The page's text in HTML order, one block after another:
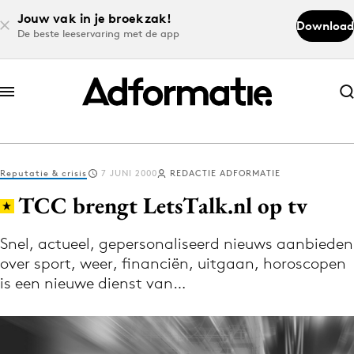
Jouw vak in je broekzak!
De beste leeservaring met de app
Download
Abonneer nu
Abonneer nu
Log in
Download de app
Volg het laatste nieuws via de Adformatie
Nieuws app
Reputatie & crisis 7 JUNI 2000 REDACTIE ADFORMATIE
TCC brengt LetsTalk.nl op tv
Snel, actueel, gepersonaliseerd nieuws aanbieden
over sport, weer, financiën, uitgaan, horoscopen
is een nieuwe dienst van…